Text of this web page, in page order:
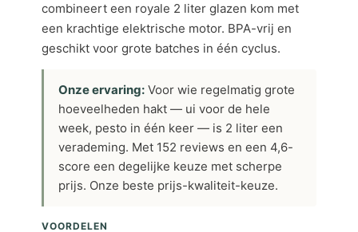
combineert een royale 2 liter glazen kom met
een krachtige elektrische motor. BPA-vrij en
geschikt voor grote batches in één cyclus.
Onze ervaring: Voor wie regelmatig grote
hoeveelheden hakt — ui voor de hele
week, pesto in één keer — is 2 liter een
verademing. Met 152 reviews en een 4,6-
score een degelijke keuze met scherpe
prijs. Onze beste prijs-kwaliteit-keuze.
VOORDELEN